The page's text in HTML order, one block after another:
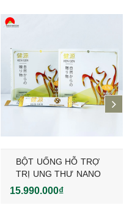
BỘT UỐNG HỖ TRỢ
TRỊ UNG THƯ NANO
FUCOIDAN KENGEN
15.990.000₫